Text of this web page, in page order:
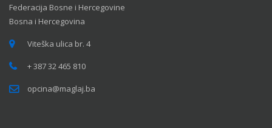
Federacija Bosne i Hercegovine
Bosna i Hercegovina
Viteška ulica br. 4
+ 387 32 465 810
opcina@maglaj.ba